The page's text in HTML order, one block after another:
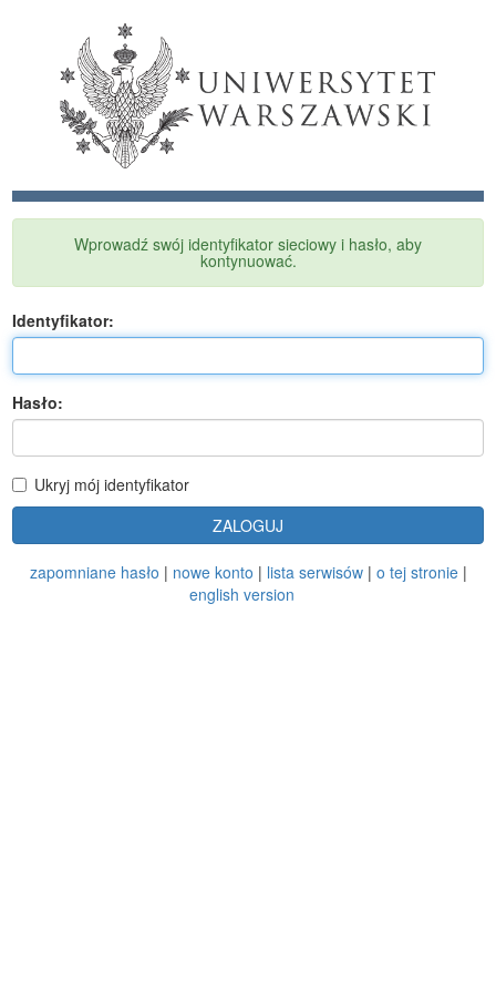
Wprowadź swój identyfikator sieciowy i hasło, aby
kontynuować.
Identyfikator:
Hasło:
Ukryj mój identyfikator
ZALOGUJ
zapomniane hasło | nowe konto | lista serwisów| o tej stronie|
english version